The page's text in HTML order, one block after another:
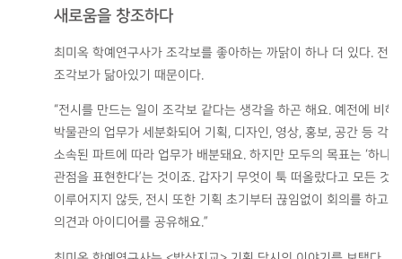
새로움을 창조하다
최미옥 학예연구사가 조각보를 좋아하는 까닭이 하나 더 있다. 전
조각보가 닮아있기 때문이다.
“전시를 만드는 일이 조각보 같다는 생각을 하곤 해요. 예전에 비해
박물관의 업무가 세분화되어 기획, 디자인, 영상, 홍보, 공간 등 각자
소속된 파트에 따라 업무가 배분돼요. 하지만 모두의 목표는 ‘하나의
관점을 표현한다’는 것이죠. 갑자기 무엇이 툭 떠올랐다고 모든 것이
이루어지지 않듯, 전시 또한 기획 초기부터 끊임없이 회의를 하고
의견과 아이디어를 공유해요.”